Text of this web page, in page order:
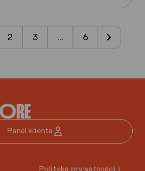
2 3 … 6
Panel klienta
Polityka prywatności i